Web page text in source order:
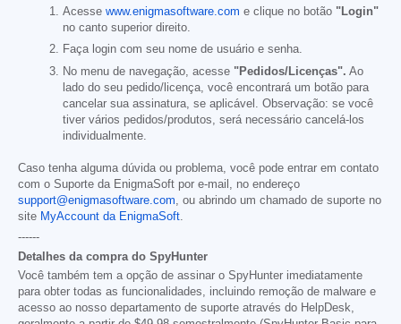
Acesse www.enigmasoftware.com e clique no botão "Login"
no canto superior direito.
Faça login com seu nome de usuário e senha.
No menu de navegação, acesse "Pedidos/Licenças". Ao
lado do seu pedido/licença, você encontrará um botão para
cancelar sua assinatura, se aplicável. Observação: se você
tiver vários pedidos/produtos, será necessário cancelá-los
individualmente.
Caso tenha alguma dúvida ou problema, você pode entrar em contato
com o Suporte da EnigmaSoft por e-mail, no endereço
support@enigmasoftware.com , ou abrindo um chamado de suporte no
site MyAccount da EnigmaSoft
------
Detalhes da compra do SpyHunter
Você também tem a opção de assinar o SpyHunter imediatamente
para obter todas as funcionalidades, incluindo remoção de malware e
acesso ao nosso departamento de suporte através do HelpDesk,